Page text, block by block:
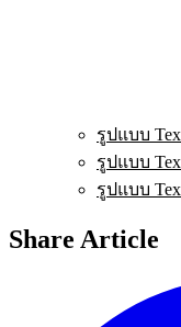
รูปแบบ
รูปแบบ
รูปแบบ
Share Article